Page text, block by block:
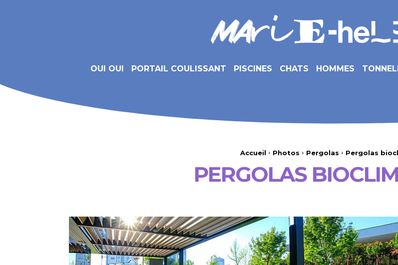
OUI OUI PORTAIL COULISSANT PISCINES CHATS HOMMES
Accueil Photos Pergolas Pergolas
PERGOLAS